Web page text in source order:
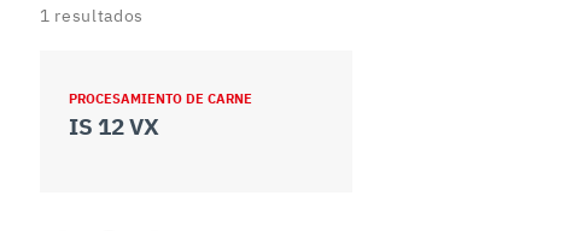
1 resultados
PROCESAMIENTO DE CARNE
IS 12 VX